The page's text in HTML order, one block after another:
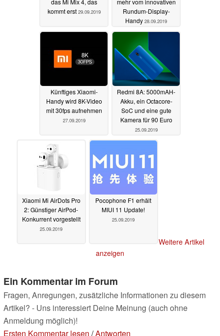
das Mi Mix 4, das
kommt erst 29.09.2019
mehr vom innovativen
Rundum-Display-
Handy 28.09.2019
Künftiges Xiaomi-
Handy wird 8K-Video
mit 30fps aufnehmen
27.09.2019
Redmi 8A: 5000mAH-
Akku, ein Octacore-
SoC und eine gute
Kamera für 90 Euro
25.09.2019
Xiaomi Mi AirDots Pro
2: Günstiger AirPod-
Konkurrent vorgestellt
25.09.2019
Pocophone F1 erhält
MIUI 11 Update!
25.09.2019
Weitere Artikel
anzeigen
Ein Kommentar im Forum
Fragen, Anregungen, zusätzliche Informationen zu diesem
Artikel? - Uns interessiert Deine Meinung (auch ohne
Anmeldung möglich)!
Ersten Kommentar lesen /Antworten